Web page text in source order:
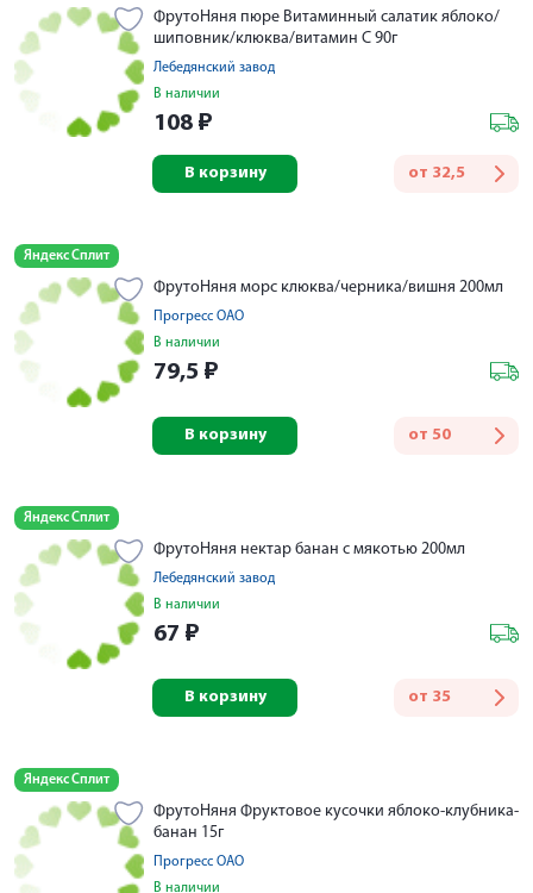
ФрутоНяня пюре Витаминный салатик яблоко/
шиповник/клюква/витамин С 90г
Лебедянский завод
В наличии
108 ₽
от 32,5
В корзину
Яндекс Сплит
ФрутоНяня морс клюква/черника/вишня 200мл
Прогресс ОАО
В наличии
79,5 ₽
от 50
В корзину
Яндекс Сплит
ФрутоНяня нектар банан с мякотью 200мл
Лебедянский завод
В наличии
67 ₽
от 35
В корзину
Яндекс Сплит
ФрутоНяня Фруктовое кусочки яблоко-клубника-
банан 15г
Прогресс ОАО
В наличии